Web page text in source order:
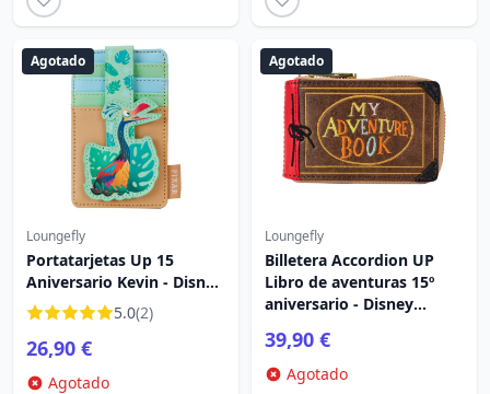
Agotado
Loungefly
Portatarjetas Up 15
Aniversario Kevin - Disney
Loungefly 5.0(2)
26,90 €
Agotado
Agotado
Loungefly
Billetera Accordion UP
Libro de aventuras 15º
aniversario - Disney
39,90 €
Agotado